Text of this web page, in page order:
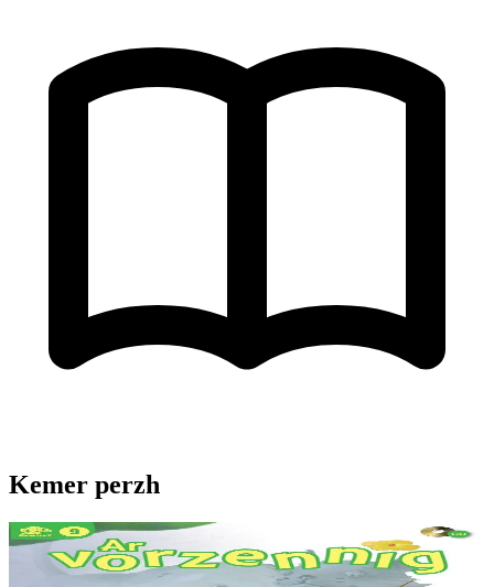
Kemer perzh
8 vloaz hag ouzhpenn
Ar vorzennig